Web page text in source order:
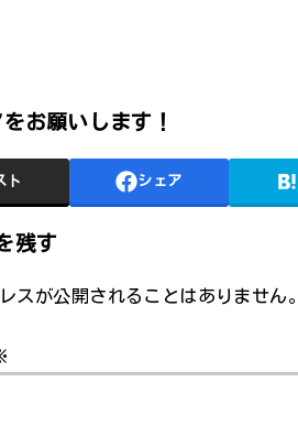
お願いします！
ト シェア
残す
スが公開されることはありません。